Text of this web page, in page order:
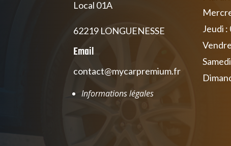
Local 01A
62219 LONGUENESSE
Email
contact@mycarpremium.fr
Informations légales
Jeudi :